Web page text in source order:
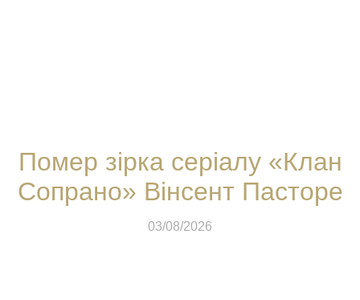
Помер зірка серіалу «Клан
Сопрано» Вінсент Пасторе
03/08/2026